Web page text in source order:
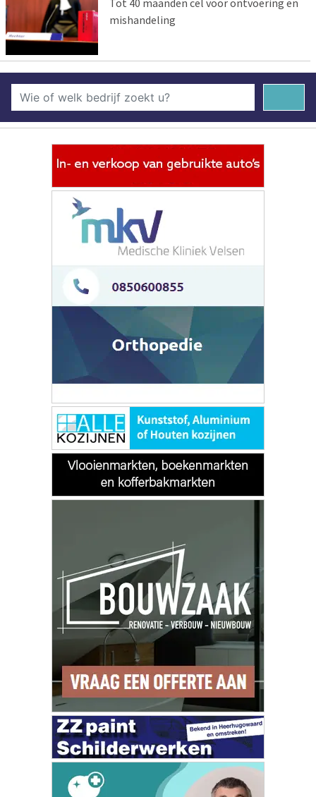
Tot 40 maanden cel voor ontvoering en
mishandeling